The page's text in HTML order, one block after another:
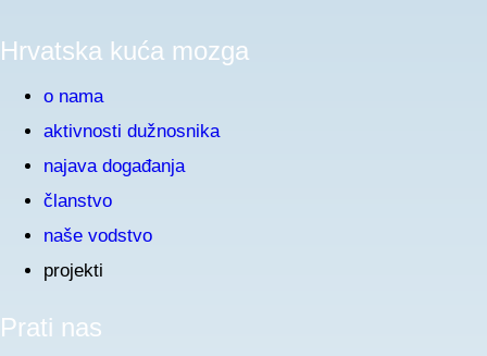
Hrvatska kuća mozga
o nama
aktivnosti dužnosnika
najava događanja
članstvo
naše vodstvo
projekti
Prati nas